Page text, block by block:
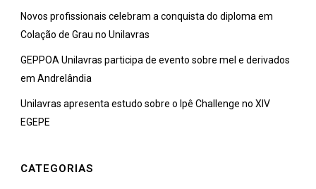
Novos profissionais celebram a conquista do diploma em
Colação de Grau no Unilavras
GEPPOA Unilavras participa de evento sobre mel e derivados
em Andrelândia
Unilavras apresenta estudo sobre o Ipê Challenge no XIV
EGEPE
CATEGORIAS